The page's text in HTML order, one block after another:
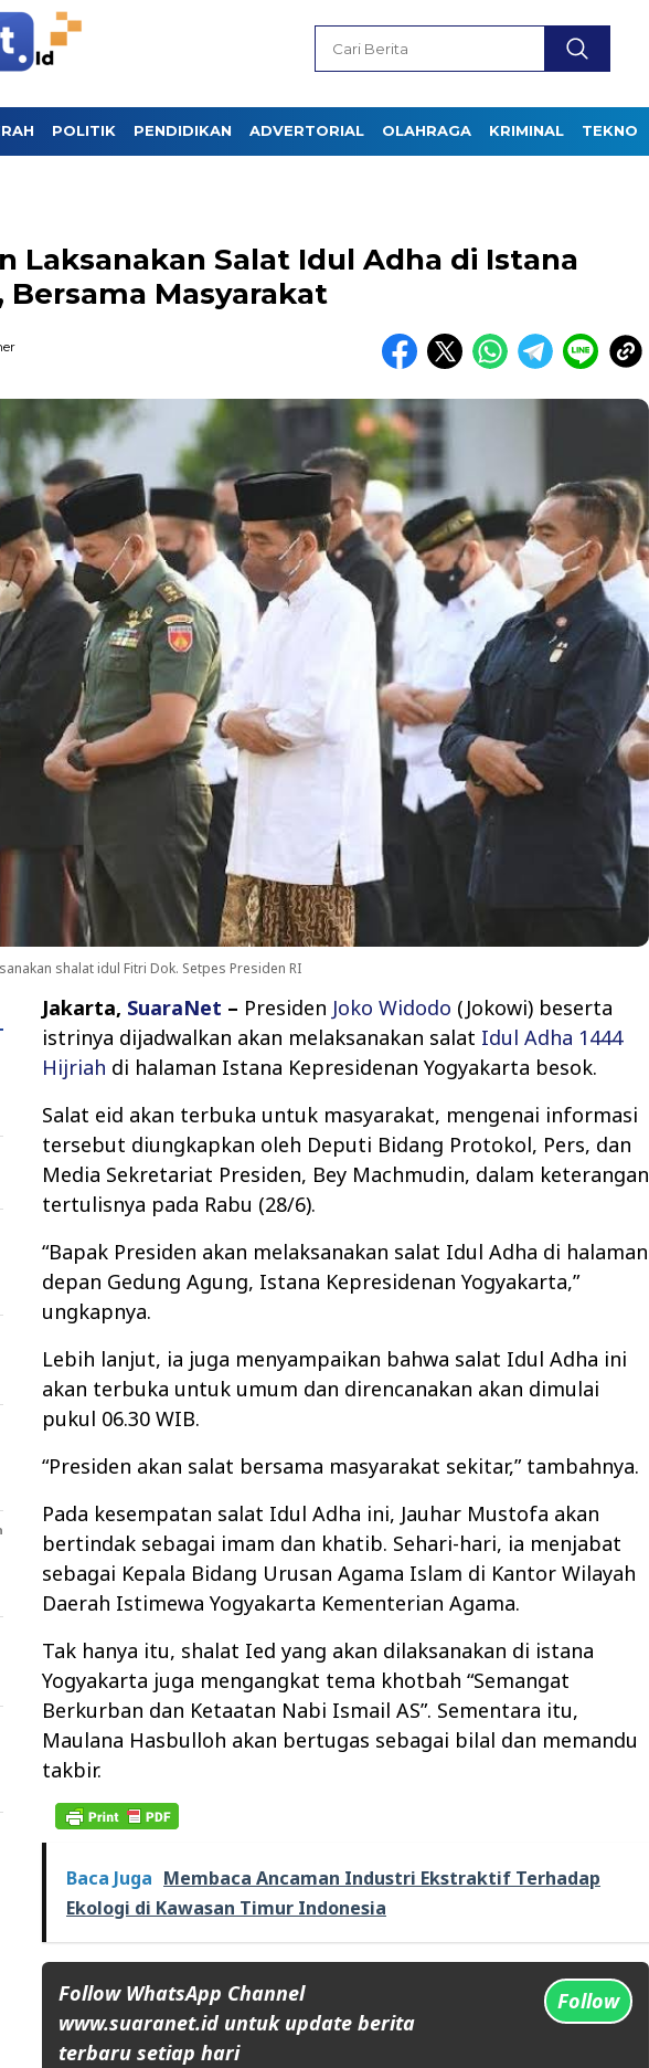
POLITIK PENDIDIKAN ADVERTORIAL OLAHRAGA KRIMINAL TEKNO
Laksanakan Salat Idul Adha di Istana
Bersama Masyarakat
shalat idul Fitri Dok. Setpes Presiden RI
Jakarta, SuaraNet – Presiden Joko Widodo (Jokowi) beserta
istrinya dijadwalkan akan melaksanakan salat Idul Adha 1444
Hijriah di halaman Istana Kepresidenan Yogyakarta besok.
Salat eid akan terbuka untuk masyarakat, mengenai informasi
tersebut diungkapkan oleh Deputi Bidang Protokol, Pers, dan
Media Sekretariat Presiden, Bey Machmudin, dalam keterangan
tertulisnya pada Rabu (28/6).
“Bapak Presiden akan melaksanakan salat Idul Adha di halaman
depan Gedung Agung, Istana Kepresidenan Yogyakarta,”
ungkapnya.
Lebih lanjut, ia juga menyampaikan bahwa salat Idul Adha ini
akan terbuka untuk umum dan direncanakan akan dimulai
pukul 06.30 WIB.
“Presiden akan salat bersama masyarakat sekitar,” tambahnya.
Pada kesempatan salat Idul Adha ini, Jauhar Mustofa akan
bertindak sebagai imam dan khatib. Sehari-hari, ia menjabat
sebagai Kepala Bidang Urusan Agama Islam di Kantor Wilayah
Daerah Istimewa Yogyakarta Kementerian Agama.
Tak hanya itu, shalat Ied yang akan dilaksanakan di istana
Yogyakarta juga mengangkat tema khotbah “Semangat
Berkurban dan Ketaatan Nabi Ismail AS”. Sementara itu,
Maulana Hasbulloh akan bertugas sebagai bilal dan memandu
takbir.
Baca Juga Membaca Ancaman Industri Ekstraktif Terhadap
Ekologi di Kawasan Timur Indonesia
Follow WhatsApp Channel
www.suaranet.id untuk update berita
terbaru setiap hari
Follow